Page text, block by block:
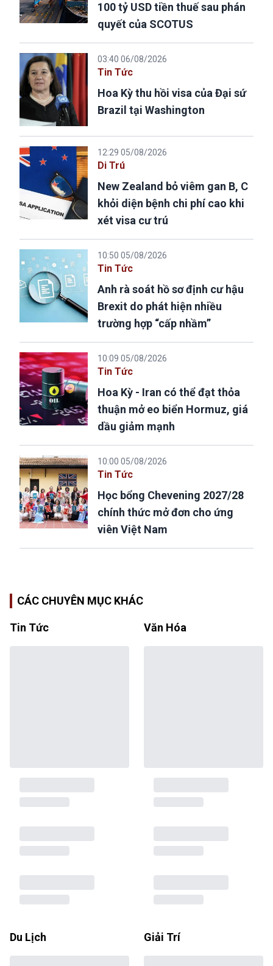
100 tỷ USD tiền thuế sau phán
quyết của SCOTUS
03:40 06/08/2026
Tin Tức
Hoa Kỳ thu hồi visa của Đại sứ
Brazil tại Washington
12:29 05/08/2026
Di Trú
New Zealand bỏ viêm gan B, C
khỏi diện bệnh chi phí cao khi
xét visa cư trú
10:50 05/08/2026
Tin Tức
Anh rà soát hồ sơ định cư hậu
Brexit do phát hiện nhiều
trường hợp “cấp nhầm”
10:09 05/08/2026
Tin Tức
Hoa Kỳ - Iran có thể đạt thỏa
thuận mở eo biển Hormuz, giá
dầu giảm mạnh
10:00 05/08/2026
Tin Tức
Học bổng Chevening 2027/28
chính thức mở đơn cho ứng
viên Việt Nam
CÁC CHUYÊN MỤC KHÁC
Tin Tức Văn Hóa
Du Lịch Giải Trí